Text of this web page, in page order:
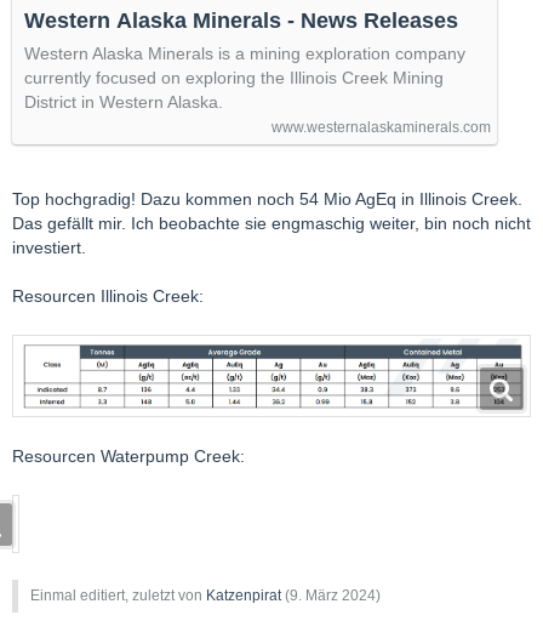
Western Alaska Minerals - News Releases
Western Alaska Minerals is a mining exploration company
currently focused on exploring the Illinois Creek Mining
District in Western Alaska.
www.westernalaskaminerals.com
Top hochgradig! Dazu kommen noch 54 Mio AgEq in Illinois Creek.
Das gefällt mir. Ich beobachte sie engmaschig weiter, bin noch nicht
investiert.
Resourcen Illinois Creek:
Resourcen Waterpump Creek:
Einmal editiert, zuletzt von Katzenpirat (9. März 2024)